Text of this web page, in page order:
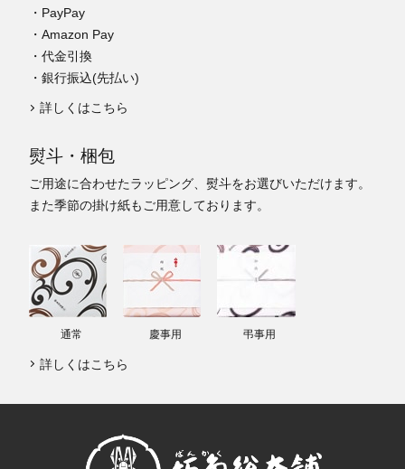
・PayPay
・Amazon Pay
・代金引換
・銀行振込(先払い)
詳しくはこちら
熨斗・梱包
ご用途に合わせたラッピング、熨斗をお選びいただけます。
また季節の掛け紙もご用意しております。
通常 慶事用 弔事用
詳しくはこちら